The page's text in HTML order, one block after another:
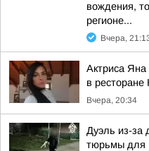
вождения,
регионе...
Вчера,
Актриса Яна
в ресторане
Вчера, 20:34
Дуэль из-за
тюрьмы для